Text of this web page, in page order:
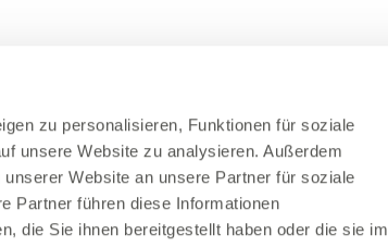
zu personalisieren, Funktionen für soziale
unsere Website zu analysieren. Außerdem
Website an unsere Partner für soziale
Partner führen diese Informationen
die Sie ihnen bereitgestellt haben oder die sie im